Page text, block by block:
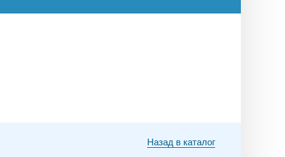
Назад в каталог